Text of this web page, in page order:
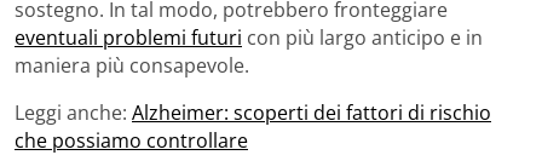
sostegno. In tal modo, potrebbero fronteggiare
eventuali problemi futuri con più largo anticipo e in
maniera più consapevole.
Leggi anche: Alzheimer: scoperti dei fattori di rischio
che possiamo controllare